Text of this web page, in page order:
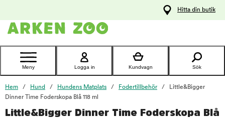
Kontakta
Hitta din butik
Meny Logga in Kundvagn Sök
Hem Hund Hundens Matplats Fodertillbehör
Little&Bigger
Dinner Time Foderskopa Blå 118 ml
Little&Bigger Dinner Time Foderskopa Blå
foo